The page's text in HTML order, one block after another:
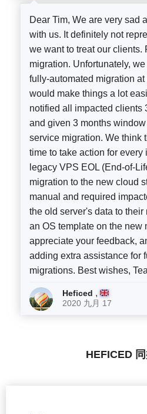
Dear Tim, We are very sad
with us. It definitely not
we want to treat our clients.
migration. Unfortunately,
fully-automated migration
would make things a lot
notified all impacted clients
and given 3 months
service migration. We think
time to take action for
legacy VPS EOL (End-of-
migration to the new cloud
manual and required
the old server's data to their
an OS template on the new
appreciate your feedback,
adding extra assistance for
migrations. Best wishes,
Heficed ,
2020 九月 17
HEFICED